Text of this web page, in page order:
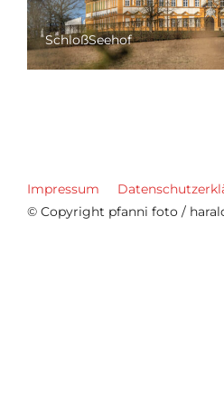
SchloßSeehof
Impressum
© Copyright pfanni foto /